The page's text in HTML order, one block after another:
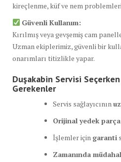
kireçlenme, küf ve nem
Güvenli Kullanım:
Kırılmış veya gevşemiş cam
Uzman ekiplerimiz, güvenli bir
onarımları titizlikle yapar.
Duşakabin Servisi
Gerekenler
Servis sağlayıcının
Orijinal yedek parça
İşlemler için garanti
Zamanında